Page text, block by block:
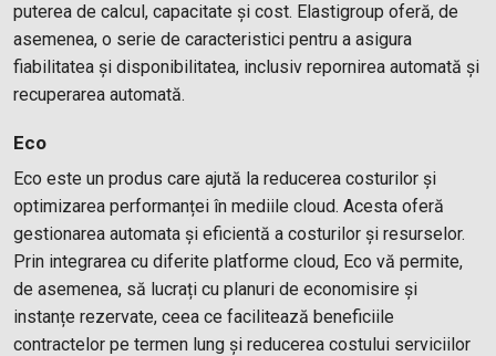
puterea de calcul, capacitate și cost. Elastigroup oferă, de
asemenea, o serie de caracteristici pentru a asigura
fiabilitatea și disponibilitatea, inclusiv repornirea automată și
recuperarea automată.
Eco
Eco este un produs care ajută la reducerea costurilor și
optimizarea performanței în mediile cloud. Acesta oferă
gestionarea automata și eficientă a costurilor și resurselor.
Prin integrarea cu diferite platforme cloud, Eco vă permite,
de asemenea, să lucrați cu planuri de economisire și
instanțe rezervate, ceea ce facilitează beneficiile
contractelor pe termen lung și reducerea costului serviciilor